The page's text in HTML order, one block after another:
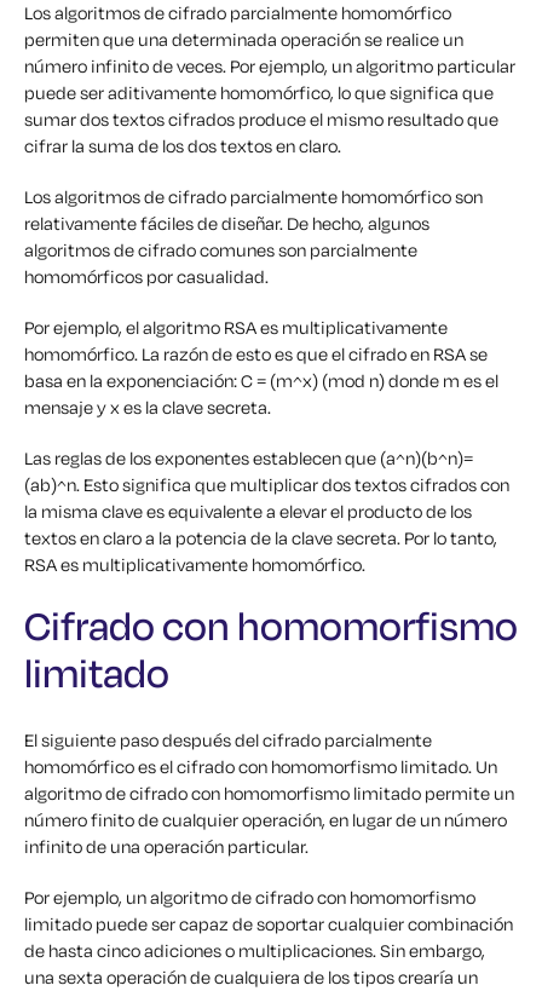
Los algoritmos de cifrado parcialmente homomórfico
permiten que una determinada operación se realice un
número infinito de veces. Por ejemplo, un algoritmo particular
puede ser aditivamente homomórfico, lo que significa que
sumar dos textos cifrados produce el mismo resultado que
cifrar la suma de los dos textos en claro.
Los algoritmos de cifrado parcialmente homomórfico son
relativamente fáciles de diseñar. De hecho, algunos
algoritmos de cifrado comunes son parcialmente
homomórficos por casualidad.
Por ejemplo, el algoritmo RSA es multiplicativamente
homomórfico. La razón de esto es que el cifrado en RSA se
basa en la exponenciación: C = (m^x) (mod n) donde m es el
mensaje y x es la clave secreta.
Las reglas de los exponentes establecen que (a^n)(b^n)=
(ab)^n. Esto significa que multiplicar dos textos cifrados con
la misma clave es equivalente a elevar el producto de los
textos en claro a la potencia de la clave secreta. Por lo tanto,
RSA es multiplicativamente homomórfico.
Cifrado con homomorfismo
limitado
El siguiente paso después del cifrado parcialmente
homomórfico es el cifrado con homomorfismo limitado. Un
algoritmo de cifrado con homomorfismo limitado permite un
número finito de cualquier operación, en lugar de un número
infinito de una operación particular.
Por ejemplo, un algoritmo de cifrado con homomorfismo
limitado puede ser capaz de soportar cualquier combinación
de hasta cinco adiciones o multiplicaciones. Sin embargo,
una sexta operación de cualquiera de los tipos crearía un